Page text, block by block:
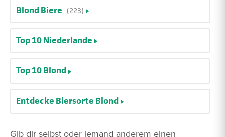
Gib dir selbst oder jemand anderem einen
Blond Biere (223)
Top 10 Niederlande
Top 10 Blond
Entdecke Biersorte Blond